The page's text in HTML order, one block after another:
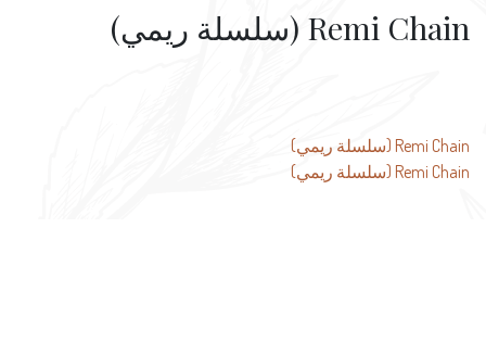
Remi Chain (سلسلة ريمي)
تصفّح
المقالات
Remi Chain (سلسلة ريمي)
Remi Chain (سلسلة ريمي)